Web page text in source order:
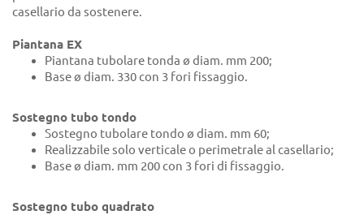
casellario da sostenere.
Piantana EX
Piantana tubolare tonda ø diam. mm 200;
Base ø diam. 330 con 3 fori fissaggio.
Sostegno tubo tondo
Sostegno tubolare tondo ø diam. mm 60;
Realizzabile solo verticale o perimetrale al casellario;
Base ø diam. mm 200 con 3 fori di fissaggio.
Sostegno tubo quadrato